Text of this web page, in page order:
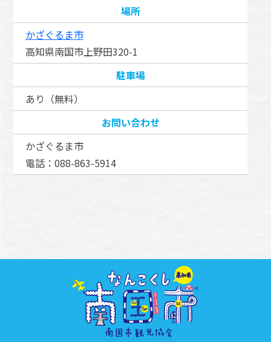
場所
かざぐるま市
高知県南国市上野田320-1
駐車場
あり（無料）
お問い合わせ
かざぐるま市
電話：088-863-5914